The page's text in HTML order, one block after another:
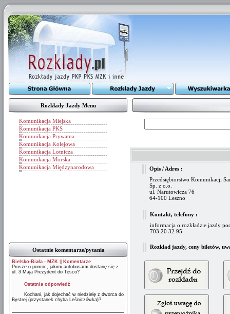
Rozkłady Jazdy Menu
Komunikacja Miejska
Komunikacja PKS
Komunikacja Prywatna
Komunikacja Kolejowa
Komunikacja Lotnicza
Komunikacja Morska
Komunikacja Międzynarodowa
Ostatnie komentarze/pytania
Bielsko-Biała - MZK
Komentarze
Prosze o pomoc, jakimi autobusami dostanę się z
ul. 3 Maja Prezydent do Tesco?
Ostatnia odpowiedź
Kochani, jak dojechać w niedzielę z dworca do
Bystrej (przystanek chyba Leśniczówka)?
Opis / Adres :
Przedsiębiorstwo Komunikacji
Sp. z o.o.
ul. Narutowicza 76
64-100 Leszno
Kontakt, telefony :
informacja o rozkładzie jazdy
703 20 32 95
Rozkład jazdy, ceny biletów,